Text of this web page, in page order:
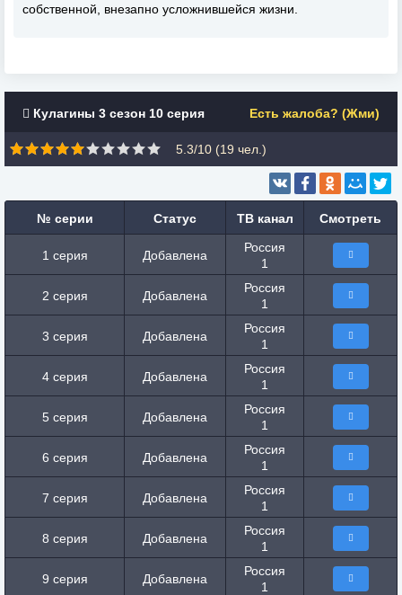
собственной, внезапно усложнившейся жизни.
Кулагины 3 сезон 10 серия Есть жалоба? (Жми)
5.3/10 (19 чел.)
№ серии Статус ТВ канал Смотреть
1 серия Добавлена
Россия
1
2 серия Добавлена
Россия
1
3 серия Добавлена
Россия
1
4 серия Добавлена
Россия
1
5 серия Добавлена
Россия
1
6 серия Добавлена
Россия
1
7 серия Добавлена
Россия
1
8 серия Добавлена
Россия
1
9 серия Добавлена
Россия
1